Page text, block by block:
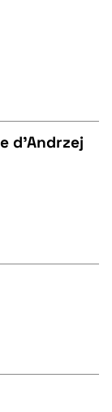
d'Andrzej